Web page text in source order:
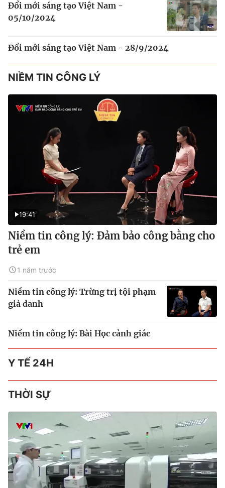
Đổi mới sáng tạo Việt Nam -
05/10/2024
Đổi mới sáng tạo Việt Nam - 28/9/2024
NIỀM TIN CÔNG LÝ
19:41
Niềm tin công lý: Đảm bảo công bằng cho
trẻ em
1 năm trước
Niềm tin công lý: Trừng trị tội phạm
giả danh
Niềm tin công lý: Bài Học cảnh giác
Y TẾ 24H
THỜI SỰ